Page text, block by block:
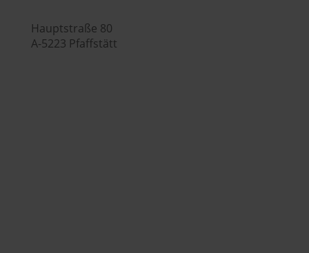
Hauptstraße 80
A-5223 Pfaffstätt